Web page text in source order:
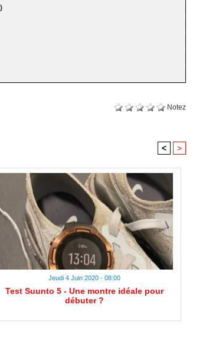
Notez
< >
Jeudi 4 Juin 2020 - 08:00
Test Suunto 5 - Une montre idéale pour
débuter ?